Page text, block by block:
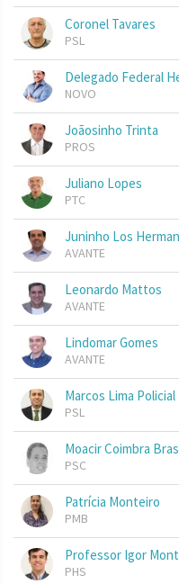
Coronel Tavares
PSL
Delegado Federal
NOVO
Joãosinho Trinta
PROS
Juliano Lopes
PTC
Juninho Los
AVANTE
Leonardo Mattos
AVANTE
Lindomar Gomes
AVANTE
Marcos Lima
PSL
Moacir Coimbra
PSC
Patrícia Monteiro
PMB
Professor Igor
PHS